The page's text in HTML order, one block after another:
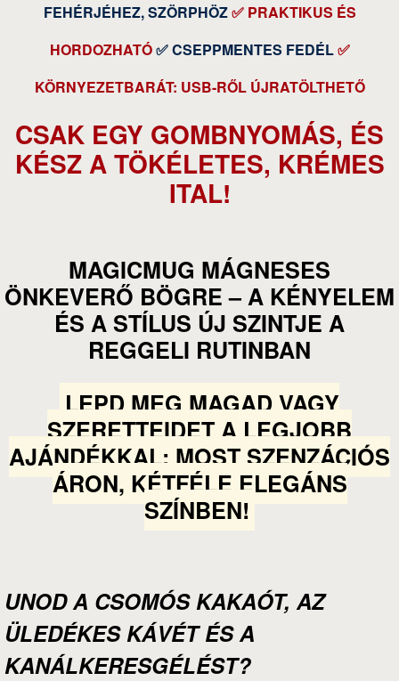
FEHÉRJÉHEZ, SZÖRPHÖZ✅ PRAKTIKUS ÉS
HORDOZHATÓ✅ CSEPPMENTES FEDÉL✅
KÖRNYEZETBARÁT: USB-RŐL ÚJRATÖLTHETŐ
CSAK EGY GOMBNYOMÁS, ÉS
KÉSZ A TÖKÉLETES, KRÉMES
ITAL!
MAGICMUG MÁGNESES
ÖNKEVERŐ BÖGRE – A KÉNYELEM
ÉS A STÍLUS ÚJ SZINTJE A
REGGELI RUTINBAN
LEPD MEG MAGAD VAGY
SZERETTEIDET A LEGJOBB
AJÁNDÉKKAL: MOST SZENZÁCIÓS
ÁRON, KÉTFÉLE ELEGÁNS
SZÍNBEN!
UNOD A CSOMÓS KAKAÓT, AZ
ÜLEDÉKES KÁVÉT ÉS A
KANÁLKERESGÉLÉST?